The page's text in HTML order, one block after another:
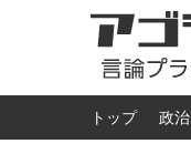
トップ 政治